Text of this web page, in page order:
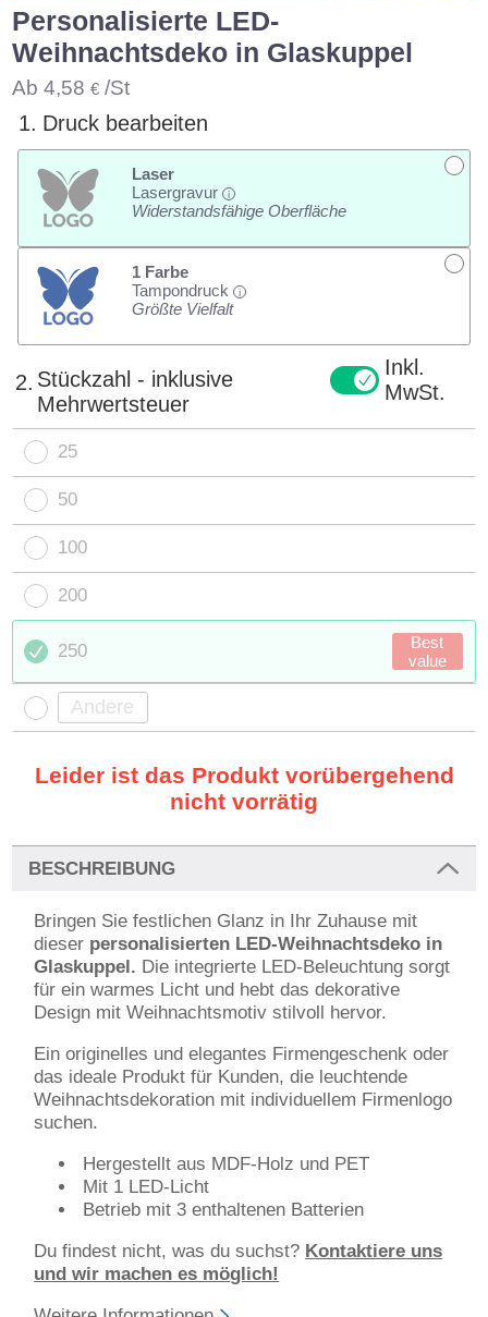
Personalisierte LED-
Weihnachtsdeko in Glaskuppel
Ab4,58 € /St
1. Druck bearbeiten
Laser
Lasergravur
i
Widerstandsfähige Oberfläche
1 Farbe
Tampondruck
i
Größte Vielfalt
2. Stückzahl - inklusive
Mehrwertsteuer
Inkl.
MwSt.
25
50
100
200
250
Best
value
Leider ist das Produkt vorübergehend
nicht vorrätig
BESCHREIBUNG
Bringen Sie festlichen Glanz in Ihr Zuhause mit
dieser personalisierten LED-Weihnachtsdeko in
Glaskuppel. Die integrierte LED-Beleuchtung sorgt
für ein warmes Licht und hebt das dekorative
Design mit Weihnachtsmotiv stilvoll hervor.
Ein originelles und elegantes Firmengeschenk oder
das ideale Produkt für Kunden, die leuchtende
Weihnachtsdekoration mit individuellem Firmenlogo
suchen.
Hergestellt aus MDF-Holz und PET
Mit 1 LED-Licht
Betrieb mit 3 enthaltenen Batterien
Du findest nicht, was du suchst? Kontaktiere uns
und wir machen es möglich!